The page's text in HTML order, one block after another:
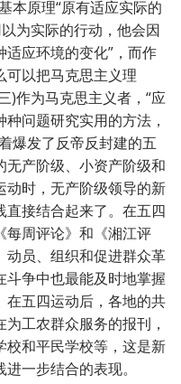
本原理“原有适应实际的
为实际的行动，他会因
应环境的变化”，而作
可以把马克思主义理
)作为马克思主义者，“应
问题研究实用的方法，
爆发了反帝反封建的五
无产阶级、小资产阶级和
动时，无产阶级领导的新
接结合起来了。在五四
每周评论》和《湘江评
动员、组织和促进群众革
争中也最能及时地掌握
在五四运动后，各地的共
工农群众服务的报刊，
校和平民学校等，这是新
一步结合的表现。